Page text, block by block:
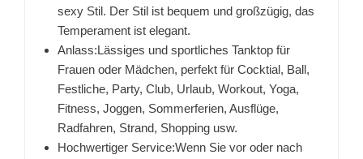
sexy Stil. Der Stil ist bequem und großzügig, das
Temperament ist elegant.
Anlass:Lässiges und sportliches Tanktop für
Frauen oder Mädchen, perfekt für Cocktial, Ball,
Festliche, Party, Club, Urlaub, Workout, Yoga,
Fitness, Joggen, Sommerferien, Ausflüge,
Radfahren, Strand, Shopping usw.
Hochwertiger Service:Wenn Sie vor oder nach